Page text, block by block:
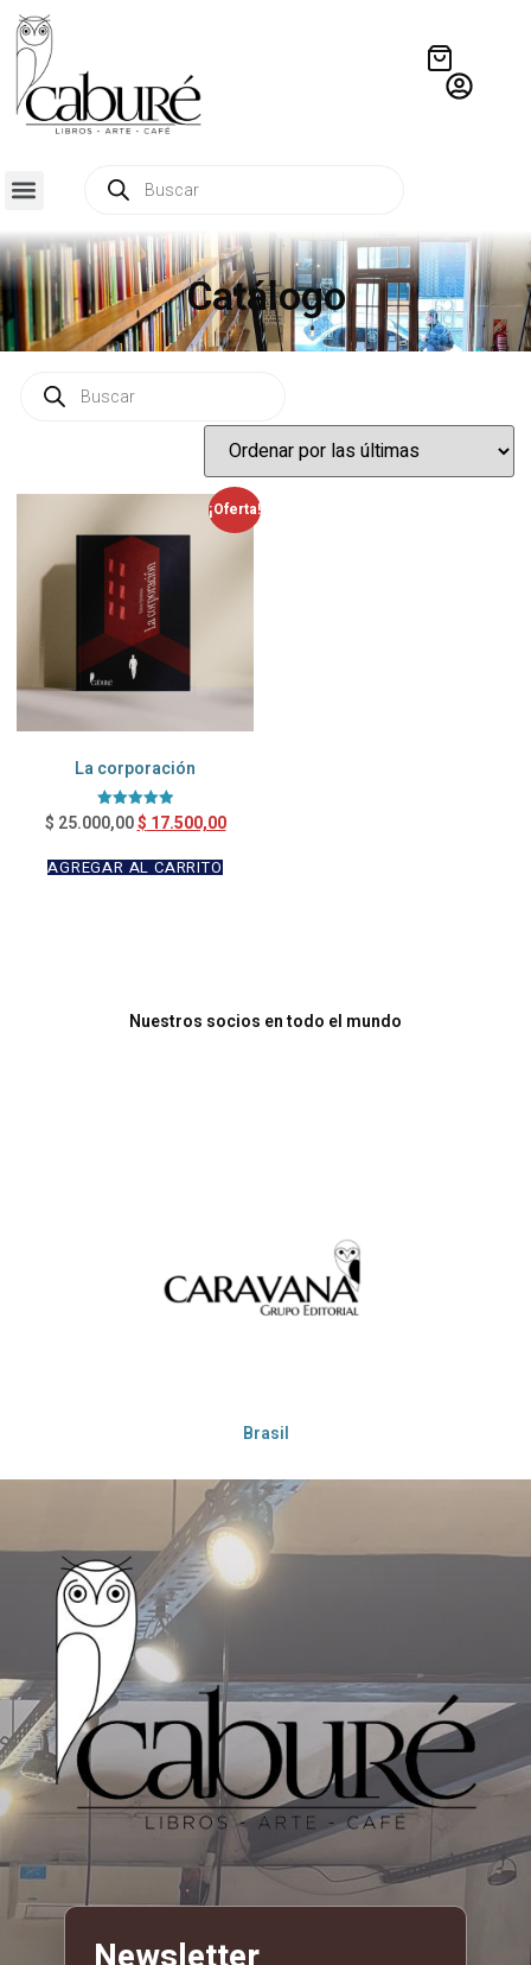
Catálogo
¡Oferta!
La corporación
Valorado en
5.00
$ 25.000,00$17.500,00
AGREGAR AL CARRITO
Nuestros socios en todo el mundo
Brasil